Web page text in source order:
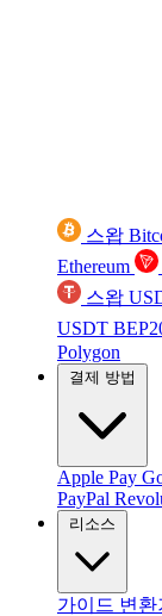
스왑
Ethereum
스왑
USDT
Polygon
결제 방법
Apple Pay
PayPal
리소스
가이드 변환